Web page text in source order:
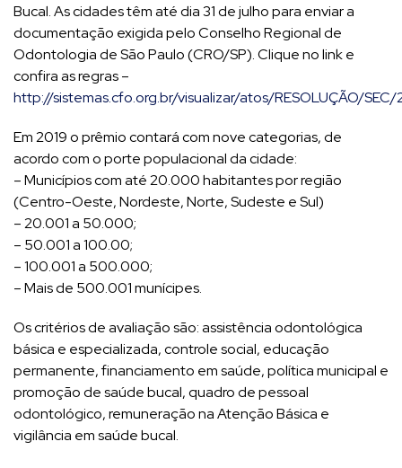
Bucal. As cidades têm até dia 31 de julho para enviar a
documentação exigida pelo Conselho Regional de
Odontologia de São Paulo (CRO/SP). Clique no link e
confira as regras –
http://sistemas.cfo.org.br/visualizar/atos/RESOLUÇÃO/
Em 2019 o prêmio contará com nove categorias, de
acordo com o porte populacional da cidade:
– Municípios com até 20.000 habitantes por região
(Centro-Oeste, Nordeste, Norte, Sudeste e Sul)
– 20.001 a 50.000;
– 50.001 a 100.00;
– 100.001 a 500.000;
– Mais de 500.001 munícipes.
Os critérios de avaliação são: assistência odontológica
básica e especializada, controle social, educação
permanente, financiamento em saúde, política municipal e
promoção de saúde bucal, quadro de pessoal
odontológico, remuneração na Atenção Básica e
vigilância em saúde bucal.